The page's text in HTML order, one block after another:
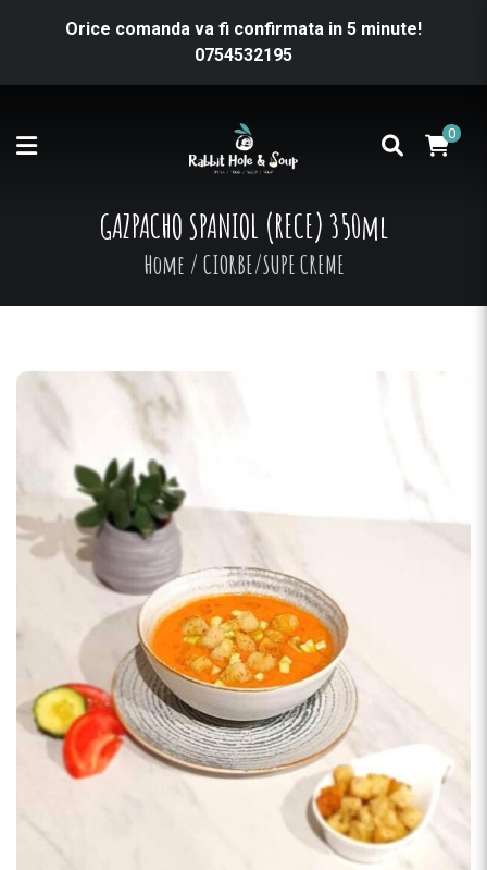
Orice comanda va fi confirmata in 5 minute!
0754532195
0
GAZPACHO SPANIOL (RECE) 350ml
Home / CIORBE/SUPE CREME